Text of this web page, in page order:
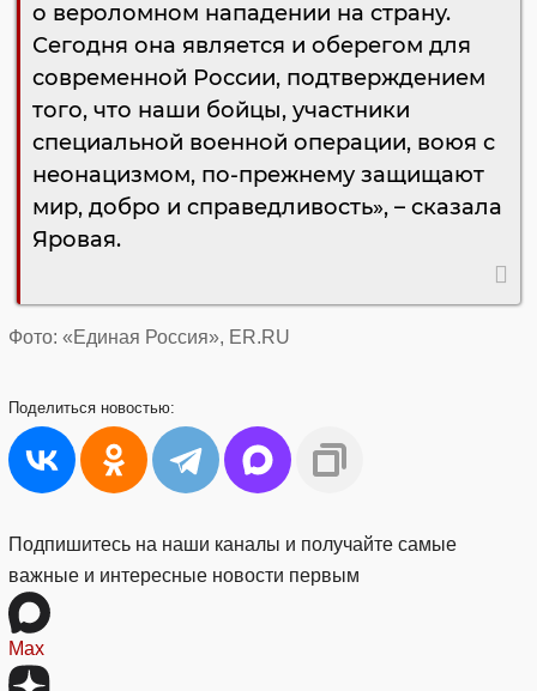
о вероломном нападении на страну.
Сегодня она является и оберегом для
современной России, подтверждением
того, что наши бойцы, участники
специальной военной операции, воюя с
неонацизмом, по-прежнему защищают
мир, добро и справедливость», – сказала
Яровая.
Фото: «Единая Россия», ER.RU
Поделиться новостью:
Подпишитесь на наши каналы и получайте самые
важные и интересные новости первым
Max